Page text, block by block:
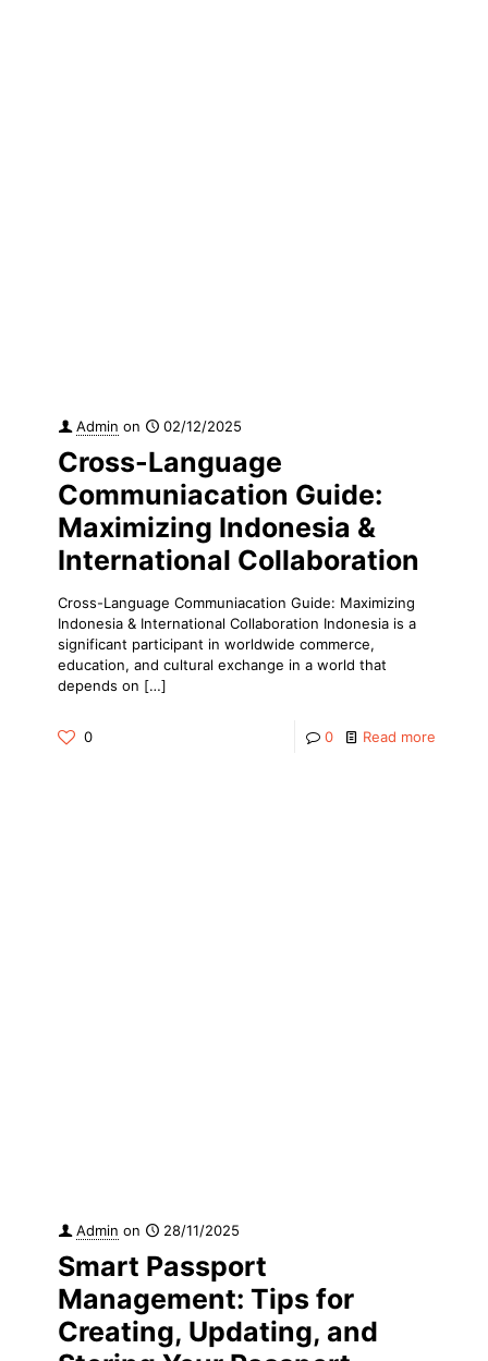
Admin on 02/12/2025
Cross-Language
Communiacation Guide:
Maximizing Indonesia &
International Collaboration
Cross-Language Communiacation Guide: Maximizing
Indonesia & International Collaboration Indonesia is a
significant participant in worldwide commerce,
education, and cultural exchange in a world that
depends on […]
0 0 Read more
Admin on 28/11/2025
Smart Passport
Management: Tips for
Creating, Updating, and